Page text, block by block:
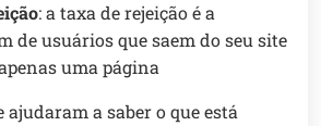
: a taxa de rejeição é a
de usuários que saem do seu site
uma página
ajudaram a saber o que está